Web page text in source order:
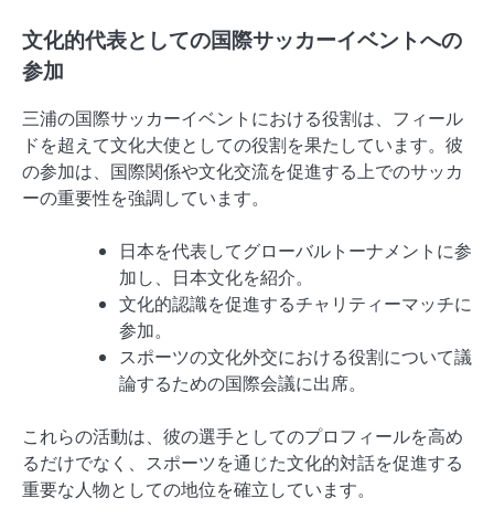
文化的代表としての国際サッカーイベントへの
参加
三浦の国際サッカーイベントにおける役割は、フィール
ドを超えて文化大使としての役割を果たしています。彼
の参加は、国際関係や文化交流を促進する上でのサッカ
ーの重要性を強調しています。
日本を代表してグローバルトーナメントに参
加し、日本文化を紹介。
文化的認識を促進するチャリティーマッチに
参加。
スポーツの文化外交における役割について議
論するための国際会議に出席。
これらの活動は、彼の選手としてのプロフィールを高め
るだけでなく、スポーツを通じた文化的対話を促進する
重要な人物としての地位を確立しています。